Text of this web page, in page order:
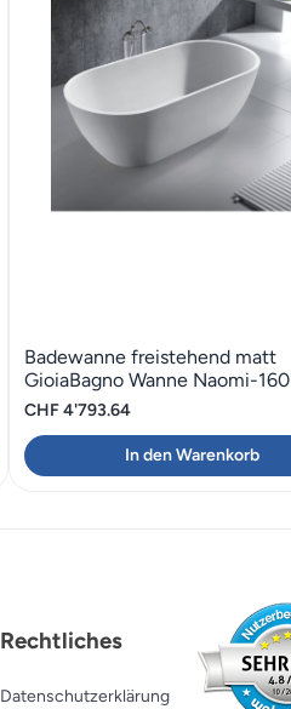
Badewanne freistehend matt
GioiaBagno Wanne Naomi-160
CHF4'793.64
In den Warenkorb
Rechtliches
Datenschutzerklärung